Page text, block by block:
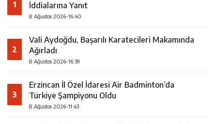
1
İddialarına Yanıt
8 Ağustos 2026-16:40
2
Vali Aydoğdu, Başarılı Karatecileri Makamında
Ağırladı
8 Ağustos 2026-16:39
3
Erzincan İl Özel İdaresi Air Badminton’da
Türkiye Şampiyonu Oldu
8 Ağustos 2026-11:43